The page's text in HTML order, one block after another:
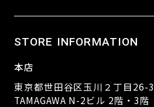
STORE INFORMATION
本店
東京都世田谷区玉川２丁目26-3
TAMAGAWA N-2ビル 2階・3階